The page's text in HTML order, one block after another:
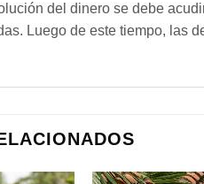
del dinero se debe
Luego de este tiempo, las